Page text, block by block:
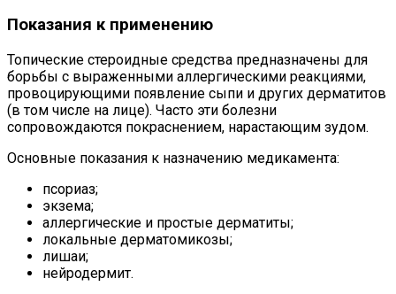
Показания к применению
Топические стероидные средства предназначены для
борьбы с выраженными аллергическими реакциями,
провоцирующими появление сыпи и других дерматитов
(в том числе на лице). Часто эти болезни
сопровождаются покраснением, нарастающим зудом.
Основные показания к назначению медикамента:
псориаз;
экзема;
аллергические и простые дерматиты;
локальные дерматомикозы;
лишаи;
нейродермит.